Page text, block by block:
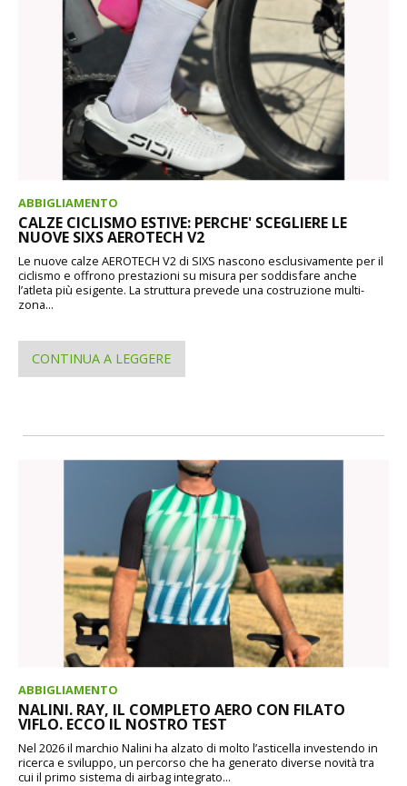
ABBIGLIAMENTO
CALZE CICLISMO ESTIVE: PERCHE' SCEGLIERE LE
NUOVE SIXS AEROTECH V2
Le nuove calze AEROTECH V2 di SIXS nascono esclusivamente per il
ciclismo e offrono prestazioni su misura per soddisfare anche
l’atleta più esigente. La struttura prevede una costruzione multi-
zona...
CONTINUA A LEGGERE
ABBIGLIAMENTO
NALINI. RAY, IL COMPLETO AERO CON FILATO
VIFLO. ECCO IL NOSTRO TEST
Nel 2026 il marchio Nalini ha alzato di molto l’asticella investendo in
ricerca e sviluppo, un percorso che ha generato diverse novità tra
cui il primo sistema di airbag integrato...